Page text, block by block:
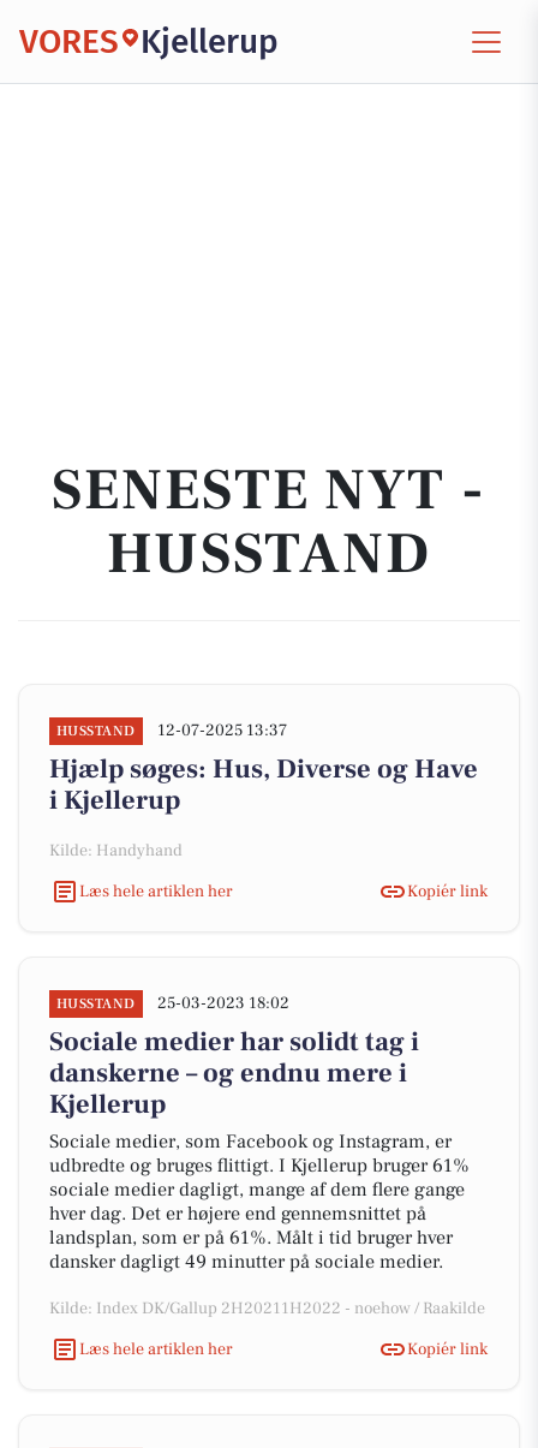
VORES Kjellerup
SENESTE NYT -
HUSSTAND
HUSSTAND 12-07-2025 13:37
Hjælp søges: Hus, Diverse og Have
i Kjellerup
Kilde: Handyhand
Læs hele artiklen her
Kopiér link
HUSSTAND 25-03-2023 18:02
Sociale medier har solidt tag i
danskerne – og endnu mere i
Kjellerup
Sociale medier, som Facebook og Instagram, er
udbredte og bruges flittigt. I Kjellerup bruger 61%
sociale medier dagligt, mange af dem flere gange
hver dag. Det er højere end gennemsnittet på
landsplan, som er på 61%. Målt i tid bruger hver
dansker dagligt 49 minutter på sociale medier.
Kilde: Index DK/Gallup 2H20211H2022 - noehow / Raakilde
Læs hele artiklen her
Kopiér link